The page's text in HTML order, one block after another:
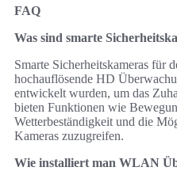
FAQ
Was sind smarte
Smarte Sicherheitskameras für
hochauflösende HD
entwickelt wurden, um das
bieten Funktionen wie
Wetterbeständigkeit und die
Kameras zuzugreifen.
Wie installiert man WLAN